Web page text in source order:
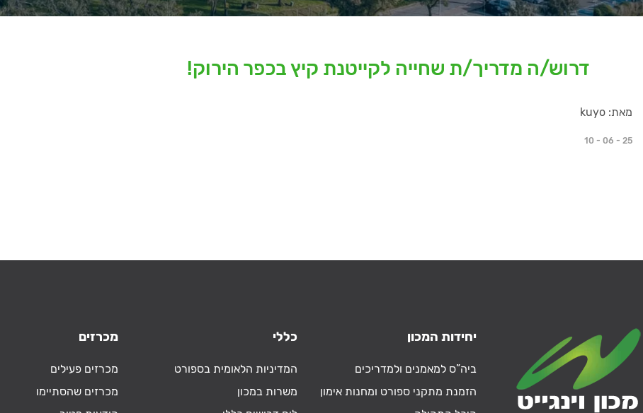
דרוש/ה מדריך/ת שחייה לקייטנת קיץ בכפר הירוק!
מאת: kuyo
10 - 06 - 25
יחידות המכון
ביה”ס למאמנים ולמדריכים
הזמנת מתקני ספורט ומחנות אימון
כללי
המדיניות הלאומית בספורט
משרות במכון
מכרזים
מכרזים פעילים
מכרזים שהסתיימו